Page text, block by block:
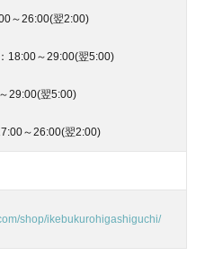
～26:00(翌2:00)
18:00～29:00(翌5:00)
29:00(翌5:00)
～26:00(翌2:00)
shop/ikebukurohigashiguchi/